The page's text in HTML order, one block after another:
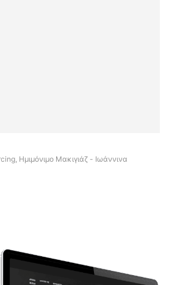
Ημιμόνιμο Μακιγιάζ - Ιωάννινα